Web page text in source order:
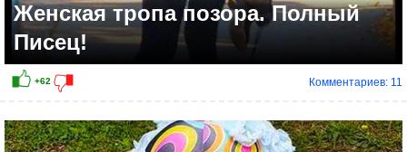
Женская тропа позора. Полный
Писец!
Комментариев: 11